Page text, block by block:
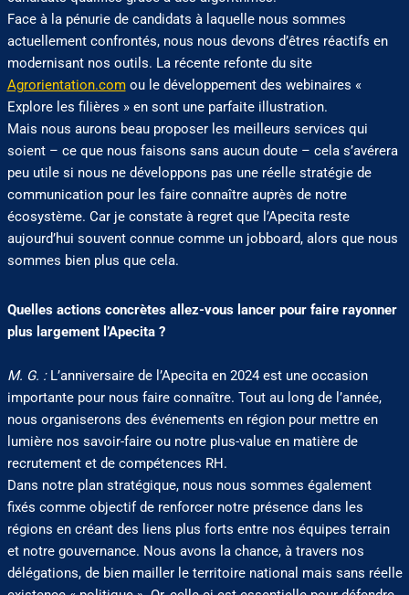
Face à la pénurie de candidats à laquelle nous sommes
actuellement confrontés, nous nous devons d’êtres réactifs en
modernisant nos outils. La récente refonte du site
Agrorientation.comou le développement des webinaires «
Explore les filières » en sont une parfaite illustration.
Mais nous aurons beau proposer les meilleurs services qui
soient – ce que nous faisons sans aucun doute – cela s’avérera
peu utile si nous ne développons pas une réelle stratégie de
communication pour les faire connaître auprès de notre
écosystème. Car je constate à regret que l’Apecita reste
aujourd’hui souvent connue comme un jobboard, alors que nous
sommes bien plus que cela.
Quelles actions concrètes allez-vous lancer pour faire rayonner
plus largement l’Apecita ?
M. G. :L’anniversaire de l’Apecita en 2024 est une occasion
importante pour nous faire connaître. Tout au long de l’année,
nous organiserons des événements en région pour mettre en
lumière nos savoir-faire ou notre plus-value en matière de
recrutement et de compétences RH.
Dans notre plan stratégique, nous nous sommes également
fixés comme objectif de renforcer notre présence dans les
régions en créant des liens plus forts entre nos équipes terrain
et notre gouvernance. Nous avons la chance, à travers nos
délégations, de bien mailler le territoire national mais sans réelle